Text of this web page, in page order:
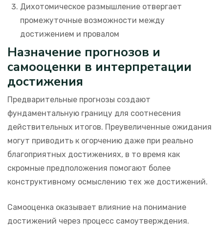
Дихотомическое размышление отвергает
промежуточные возможности между
достижением и провалом
Назначение прогнозов и
самооценки в интерпретации
достижения
Предварительные прогнозы создают
фундаментальную границу для соотнесения
действительных итогов. Преувеличенные ожидания
могут приводить к огорчению даже при реально
благоприятных достижениях, в то время как
скромные предположения помогают более
конструктивному осмыслению тех же достижений.
Самооценка оказывает влияние на понимание
достижений через процесс самоутверждения.